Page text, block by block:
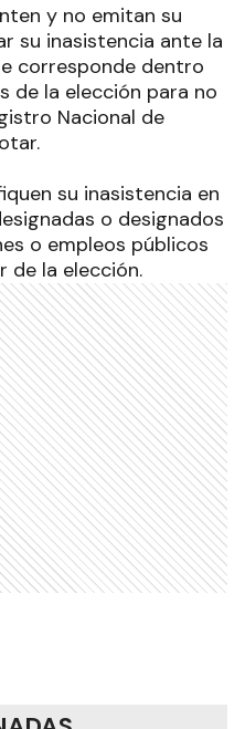
y no emitan su
su inasistencia ante la
corresponde dentro
de la elección para no
Nacional de
su inasistencia en
o designados
o empleos públicos
de la elección.